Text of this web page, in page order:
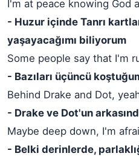
I'm at peace knowing
- Huzur içinde Tanrı
yaşayacağımı biliyorum
Some people say that I'm
- Bazıları üçüncü
Behind Drake and Dot,
- Drake ve Dot'un
Maybe deep down, I'm
- Belki derinlerde,